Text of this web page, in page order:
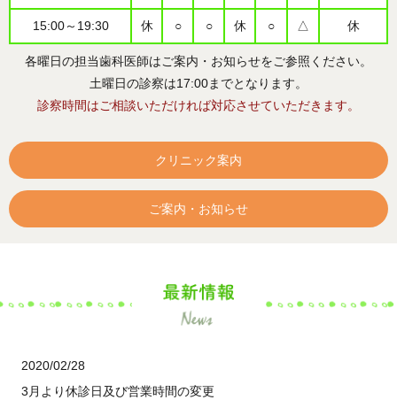
15:00～19:30 休 ○ ○ 休 ○ △ 休
各曜日の担当歯科医師はご案内・お知らせをご参照ください。
土曜日の診察は17:00までとなります。
診察時間はご相談いただければ対応させていただきます。
クリニック案内
ご案内・お知らせ
2020/02/28
3月より休診日及び営業時間の変更